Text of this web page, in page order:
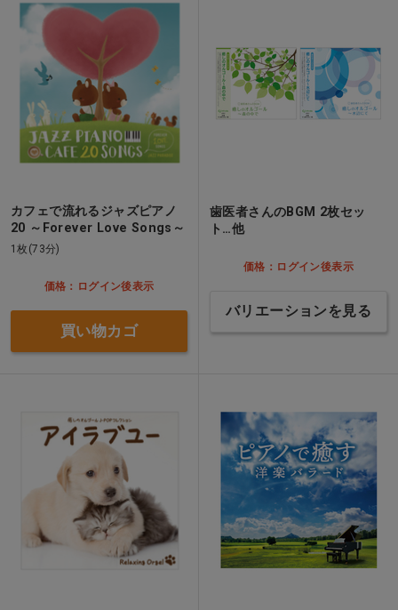
カフェで流れるジャズピアノ
20 ～Forever Love Songs～
1枚(73分)
価格：ログイン後表示
買い物カゴ
歯医者さんのBGM 2枚セッ
ト…他
価格：ログイン後表示
バリエーションを見る